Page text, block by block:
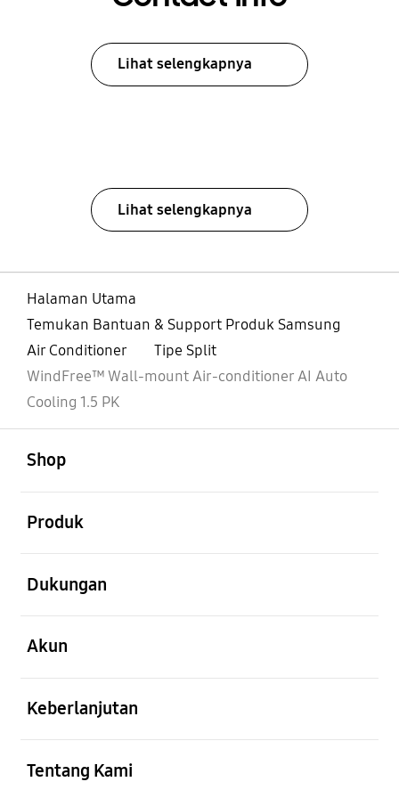
Lihat selengkapnya
Lihat selengkapnya
Halaman Utama
Temukan Bantuan & Support Produk Samsung
Air Conditioner
Tipe Split
WindFree™ Wall-mount Air-conditioner AI Auto
Cooling 1.5 PK
Shop
Produk
Dukungan
Akun
Keberlanjutan
Tentang Kami